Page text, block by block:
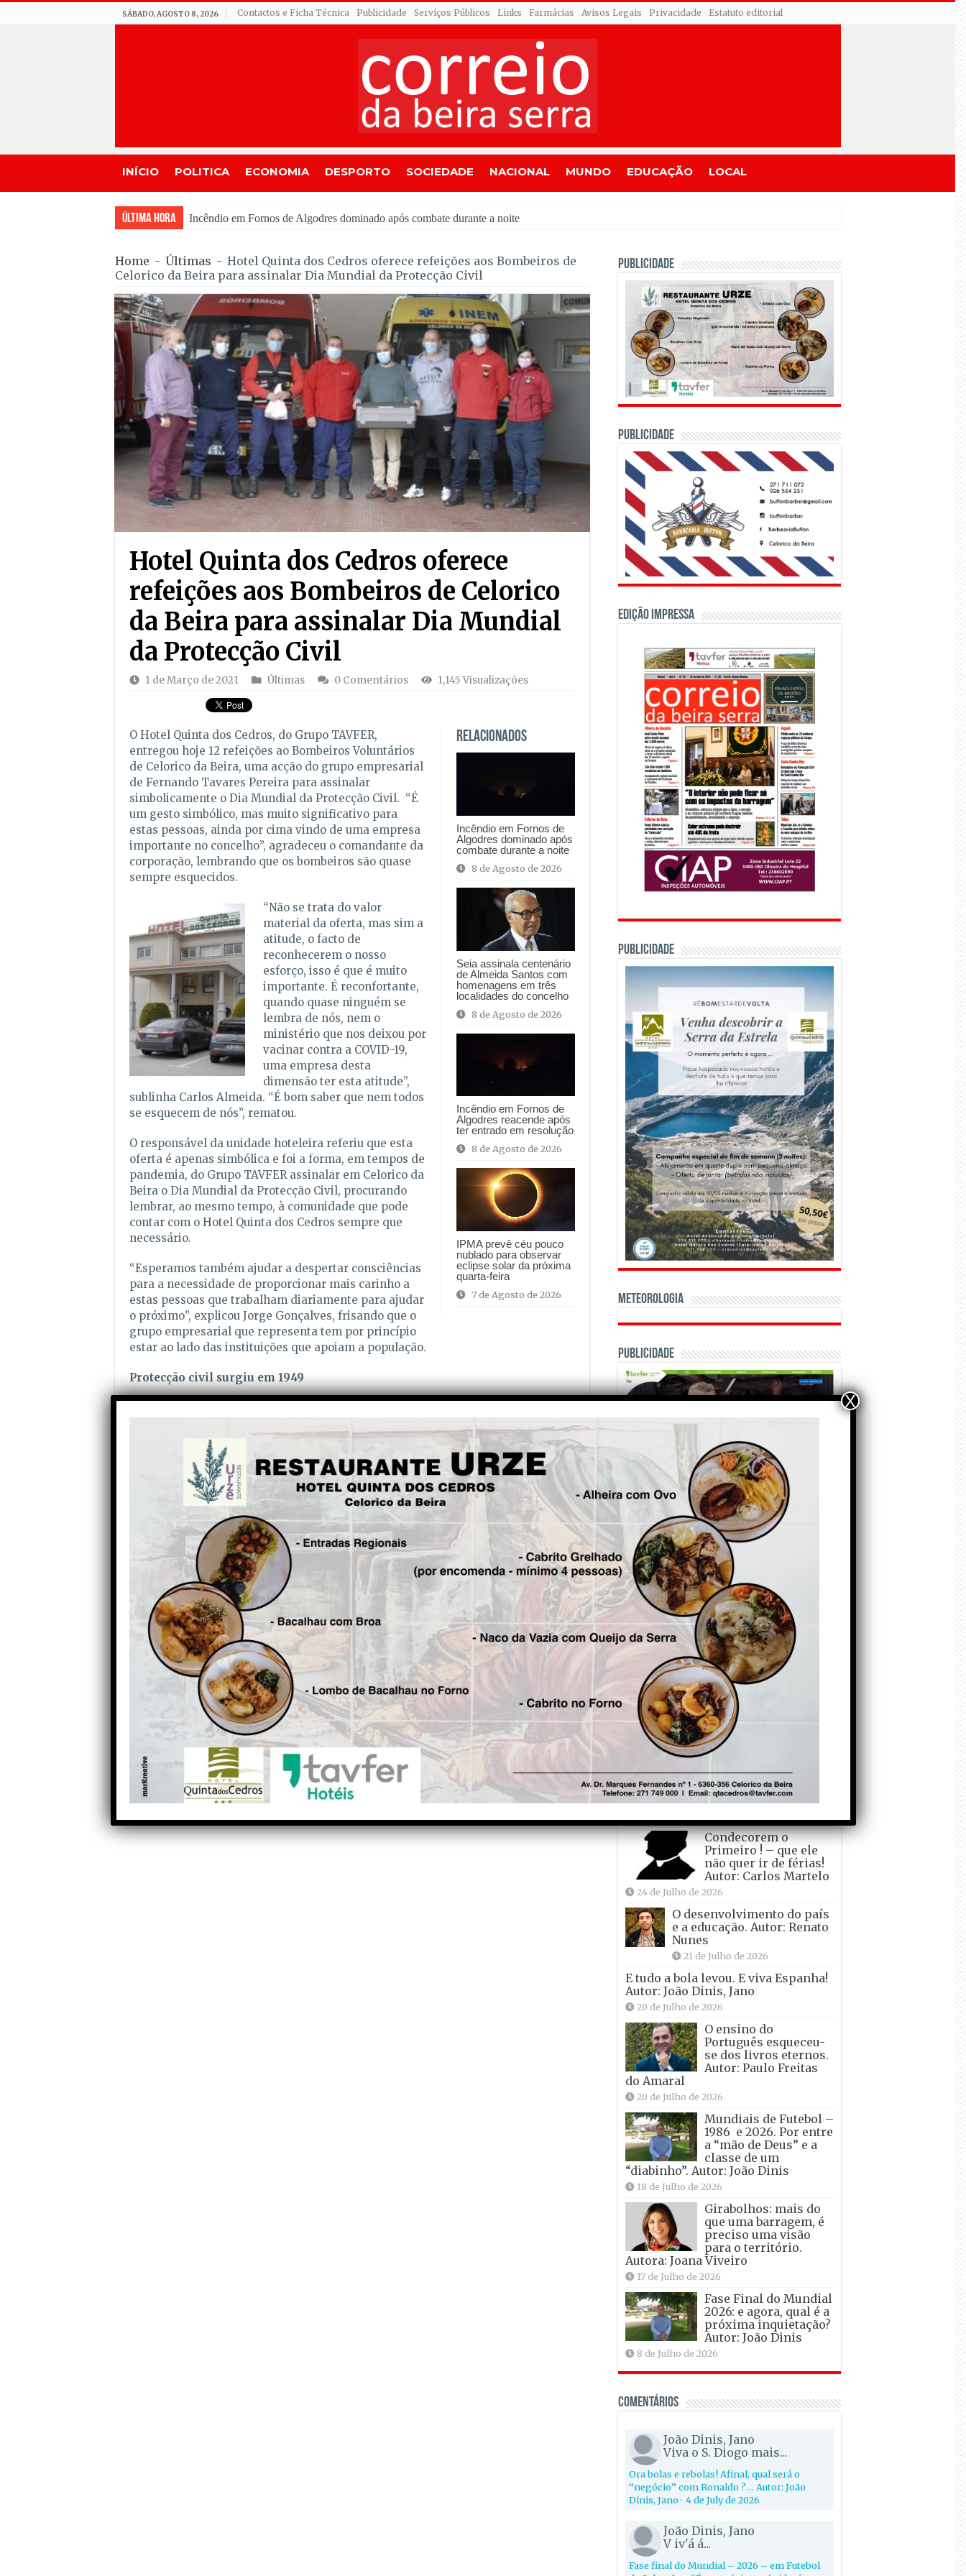
SÁBADO, AGOSTO 8, 2026 Contactos e Ficha Técnica Publicidade Serviços Públicos Links Farmácias Avisos Legais Privacidade Estatuto editorial
INÍCIO POLITICA ECONOMIA DESPORTO SOCIEDADE NACIONAL MUNDO EDUCAÇÃO LOCAL
Última Hora Seia assinala centenário de
Home - Últimas - Hotel Quinta dos Cedros oferece refeições aos Bombeiros de
Celorico da Beira para assinalar Dia Mundial da Protecção Civil
Hotel Quinta dos Cedros oferece
refeições aos Bombeiros de Celorico
da Beira para assinalar Dia Mundial
da Protecção Civil
1 de Março de 2021 Últimas 0 Comentários 1,145 Visualizações
Relacionados
Incêndio em Fornos de
Algodres dominado após
combate durante a noite
8 de Agosto de 2026
Seia assinala centenário
de Almeida Santos com
homenagens em três
localidades do concelho
8 de Agosto de 2026
Incêndio em Fornos de
Algodres reacende após
ter entrado em resolução
8 de Agosto de 2026
IPMA prevê céu pouco
nublado para observar
eclipse solar da próxima
quarta-feira
7 de Agosto de 2026
O Hotel Quinta dos Cedros, do Grupo TAVFER,
entregou hoje 12 refeições ao Bombeiros Voluntários
de Celorico da Beira, uma acção do grupo empresarial
de Fernando Tavares Pereira para assinalar
simbolicamente o Dia Mundial da Protecção Civil. “É
um gesto simbólico, mas muito significativo para
estas pessoas, ainda por cima vindo de uma empresa
importante no concelho”, agradeceu o comandante da
corporação, lembrando que os bombeiros são quase
sempre esquecidos.
“Não se trata do valor
material da oferta, mas sim a
atitude, o facto de
reconhecerem o nosso
esforço, isso é que é muito
importante. É reconfortante,
quando quase ninguém se
lembra de nós, nem o
ministério que nos deixou por
vacinar contra a COVID-19,
uma empresa desta
dimensão ter esta atitude”,
sublinha Carlos Almeida. “É bom saber que nem todos
se esquecem de nós”, rematou.
O responsável da unidade hoteleira referiu que esta
oferta é apenas simbólica e foi a forma, em tempos de
pandemia, do Grupo TAVFER assinalar em Celorico da
Beira o Dia Mundial da Protecção Civil, procurando
lembrar, ao mesmo tempo, à comunidade que pode
contar com o Hotel Quinta dos Cedros sempre que
necessário.
“Esperamos também ajudar a despertar consciências
para a necessidade de proporcionar mais carinho a
estas pessoas que trabalham diariamente para ajudar
o próximo”, explicou Jorge Gonçalves, frisando que o
grupo empresarial que representa tem por princípio
estar ao lado das instituições que apoiam a população.
Protecção civil surgiu em 1949
desde 1990, já que foi nesta data que entrou
em vigor a Constituição desta organização. O objectivo é chamar a atenção dos
vários países do mundo para a importância da protecção civil, nomeadamente na
prevenção e para a coordenação de esforços em caso de emergência e
calamidade.
A protecção civil surgiu em 1949 no protocolo 1 do Tratado de Genebra “Proteção
das vítimas dos conflitos internacionais armados”, definindo-se como um
sistema nacional de gestão dos serviços de emergência que proporciona
assistência e protecção a toda a população perante um desastre ou acidente.
Partilhe com os seus amigos nas redes sociais!
Anterior
Comunidade Intermunicipal
das Beiras e Serra da
Estrela pede mais apoios ao
Governo para empresas do
Seg.
GNR interrompe “rave” e
detém quatro traficantes de
droga no concelho da Lousã
PUBLICIDADE
PUBLICIDADE
Edição Impressa
PUBLICIDADE
Meteorologia
Publicidade
OPINIÃO E CRÓNICAS
Matraquilhos… Autor:
Fernando Roldão
6 de Agosto de 2026
A marca Sporting em
todo o mundo está a
crescer atrás de
Ronaldo. Autor: Paulo
Freitas do Amaral
5 de Agosto de 2026
Falso crescimento…
Autor: Nuno Pereira
1 de Agosto de 2026
Tadei Pogacar vence o
“Tour” – A “Volta a
França em Bicicleta”
pela quinta vez! Autor:
João Dinis
Condecorem o
Primeiro ! – que ele
não quer ir de férias!
Autor: Carlos Martelo
24 de Julho de 2026
O desenvolvimento do país
e a educação. Autor: Renato
Nunes
21 de Julho de 2026
E tudo a bola levou. E viva Espanha!
Autor: João Dinis, Jano
20 de Julho de 2026
O ensino do
Português esqueceu-
se dos livros eternos.
Autor: Paulo Freitas
do Amaral
20 de Julho de 2026
Mundiais de Futebol –
1986 e 2026. Por entre
a “mão de Deus” e a
classe de um
“diabinho”. Autor: João Dinis
18 de Julho de 2026
Girabolhos: mais do
que uma barragem, é
preciso uma visão
para o território.
Autora: Joana Viveiro
17 de Julho de 2026
Fase Final do Mundial
2026: e agora, qual é a
próxima inquietação?
Autor: João Dinis
8 de Julho de 2026
Comentários
João Dinis, Jano
Viva o S. Diogo mais...
Ora bolas e rebolas! Afinal, qual será o
“negócio” com Ronaldo ?… Autor: João
Dinis, Jano· 4 de July de 2026
João Dinis, Jano
V iv'á á...
Fase final do Mundial – 2026 – em Futebol
X